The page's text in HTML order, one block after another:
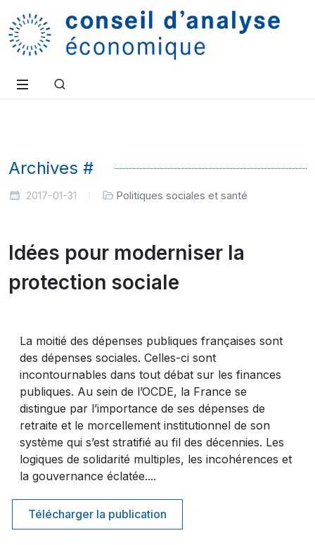
Archives #
2017-01-31 Politiques sociales et santé
Idées pour moderniser la
protection sociale
La moitié des dépenses publiques françaises sont
des dépenses sociales. Celles-ci sont
incontournables dans tout débat sur les finances
publiques. Au sein de l’OCDE, la France se
distingue par l’importance de ses dépenses de
retraite et le morcellement institutionnel de son
système qui s’est stratifié au fil des décennies. Les
logiques de solidarité multiples, les incohérences et
la gouvernance éclatée....
Télécharger la publication